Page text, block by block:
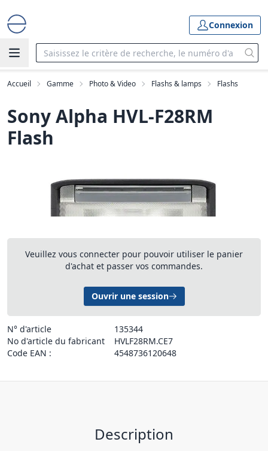
Connexion
Accueil Gamme Photo & Video Flashs & lamps Flashs
Sony Alpha HVL-F28RM
Flash
Veuillez vous connecter pour pouvoir utiliser le panier
d'achat et passer vos commandes.
Ouvrir une session
N° d'article
135344
No d'article du fabricant
HVLF28RM.CE7
Code EAN :
4548736120648
Description